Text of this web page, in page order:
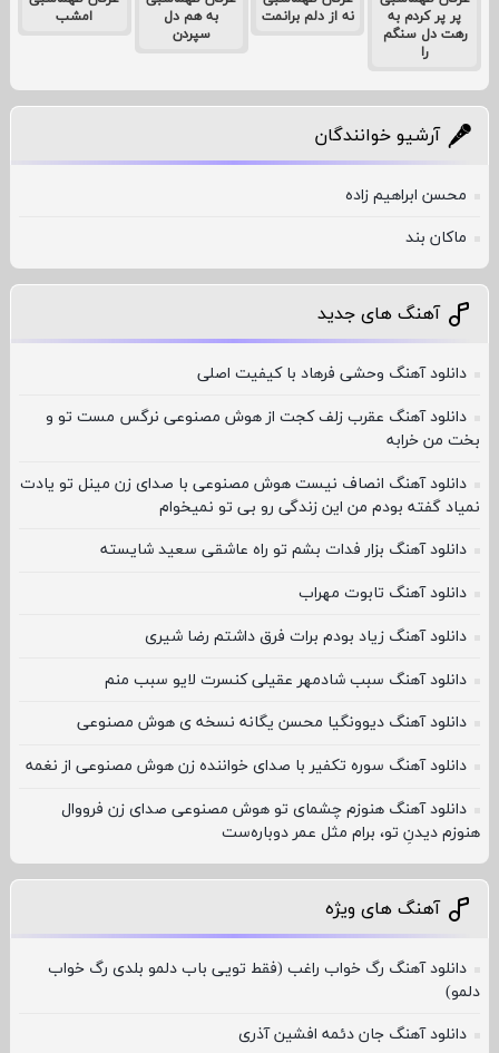
پر پر کردم به
رهت دل سنگم
را
نه از دلم برانمت
به هم دل
سپردن
امشب
آرشیو خوانندگان
محسن ابراهیم زاده
ماکان بند
آهنگ های جدید
دانلود آهنگ وحشی فرهاد با کیفیت اصلی
دانلود آهنگ عقرب زلف کجت از هوش مصنوعی نرگس مست تو و
بخت من خرابه
دانلود آهنگ انصاف نیست هوش مصنوعی با صدای زن مینل تو یادت
نمیاد گفته بودم من این زندگی رو بی تو نمیخوام
دانلود آهنگ بزار فدات بشم تو راه عاشقی سعید شایسته
دانلود آهنگ تابوت مهراب
دانلود آهنگ زیاد بودم برات فرق داشتم رضا شیری
دانلود آهنگ سبب شادمهر عقیلی کنسرت لایو سبب منم
دانلود آهنگ دیوونگیا محسن یگانه نسخه ی هوش مصنوعی
دانلود آهنگ سوره تکفیر با صدای خواننده زن هوش مصنوعی از نغمه
دانلود آهنگ هنوزم چشمای تو هوش مصنوعی صدای زن فرووال
هنوزم دیدنِ تو، برام مثل عمر دوباره‌ست
آهنگ های ویژه
دانلود آهنگ رگ خواب راغب (فقط تویی باب دلمو بلدی رگ خواب
دلمو)
دانلود آهنگ جان دئمه افشین آذری